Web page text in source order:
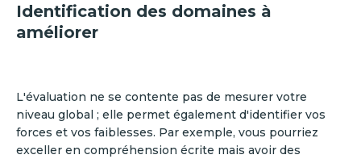
Identification des domaines à
améliorer
L'évaluation ne se contente pas de mesurer votre
niveau global ; elle permet également d'identifier vos
forces et vos faiblesses. Par exemple, vous pourriez
exceller en compréhension écrite mais avoir des